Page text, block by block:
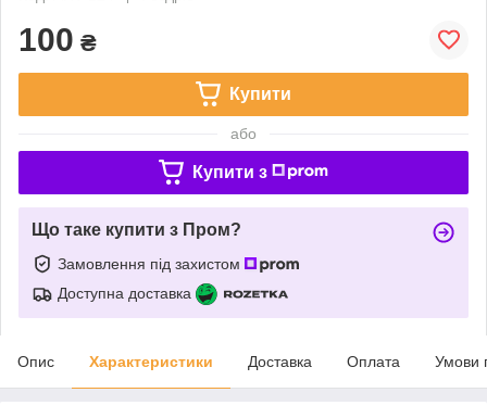
100 ₴
Купити
або
Купити з
Що таке купити з Пром?
Замовлення під захистом
Доступна доставка
Опис Характеристики Доставка Оплата Умови